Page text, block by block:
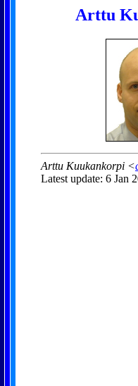
Arttu
Arttu Kuukankorpi <
Latest update: 6 Jan